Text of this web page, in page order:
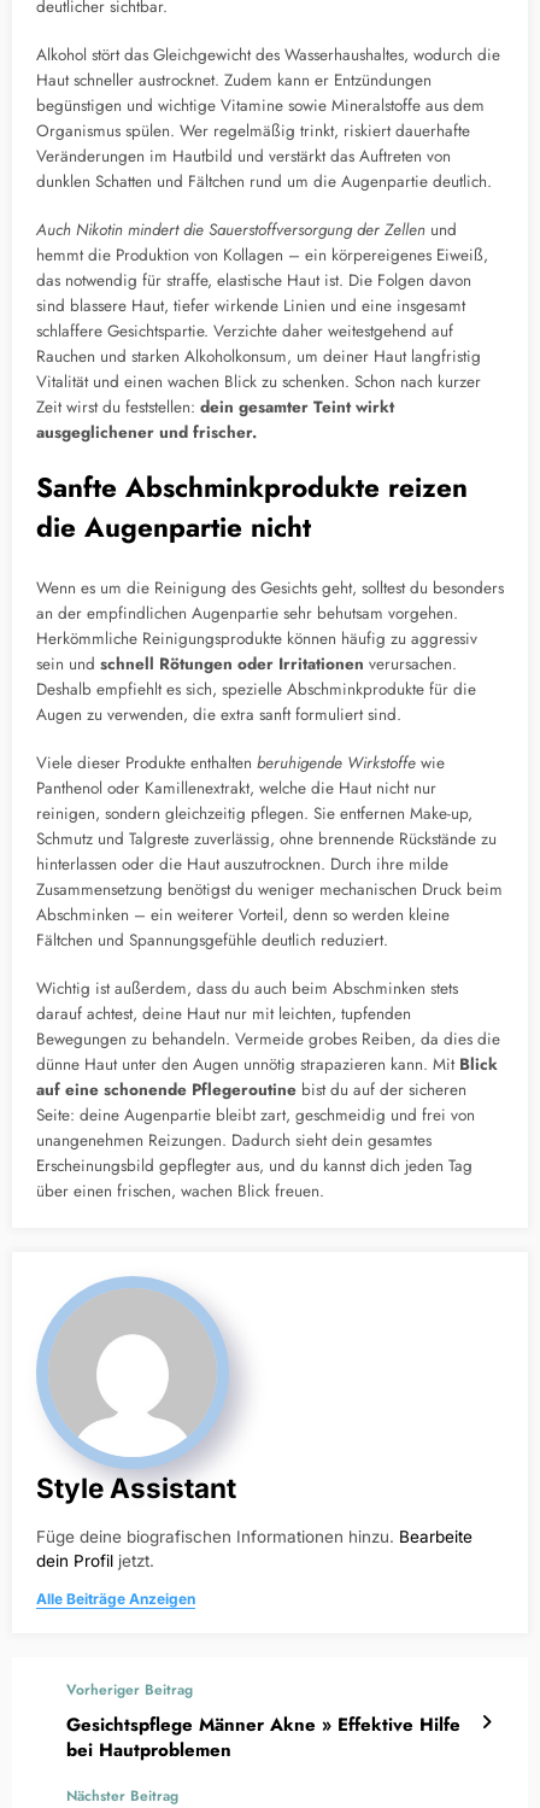
deutlicher sichtbar.
Alkohol stört das Gleichgewicht des Wasserhaushaltes, wodurch die
Haut schneller austrocknet. Zudem kann er Entzündungen
begünstigen und wichtige Vitamine sowie Mineralstoffe aus dem
Organismus spülen. Wer regelmäßig trinkt, riskiert dauerhafte
Veränderungen im Hautbild und verstärkt das Auftreten von
dunklen Schatten und Fältchen rund um die Augenpartie deutlich.
Auch Nikotin mindert die Sauerstoffversorgung der Zellen und
hemmt die Produktion von Kollagen – ein körpereigenes Eiweiß,
das notwendig für straffe, elastische Haut ist. Die Folgen davon
sind blassere Haut, tiefer wirkende Linien und eine insgesamt
schlaffere Gesichtspartie. Verzichte daher weitestgehend auf
Rauchen und starken Alkoholkonsum, um deiner Haut langfristig
Vitalität und einen wachen Blick zu schenken. Schon nach kurzer
Zeit wirst du feststellen: dein gesamter Teint wirkt
ausgeglichener und frischer.
Sanfte Abschminkprodukte reizen
die Augenpartie nicht
Wenn es um die Reinigung des Gesichts geht, solltest du besonders
an der empfindlichen Augenpartie sehr behutsam vorgehen.
Herkömmliche Reinigungsprodukte können häufig zu aggressiv
sein und schnell Rötungen oder Irritationen verursachen.
Deshalb empfiehlt es sich, spezielle Abschminkprodukte für die
Augen zu verwenden, die extra sanft formuliert sind.
Viele dieser Produkte enthalten beruhigende Wirkstoffe wie
Panthenol oder Kamillenextrakt, welche die Haut nicht nur
reinigen, sondern gleichzeitig pflegen. Sie entfernen Make-up,
Schmutz und Talgreste zuverlässig, ohne brennende Rückstände zu
hinterlassen oder die Haut auszutrocknen. Durch ihre milde
Zusammensetzung benötigst du weniger mechanischen Druck beim
Abschminken – ein weiterer Vorteil, denn so werden kleine
Fältchen und Spannungsgefühle deutlich reduziert.
Wichtig ist außerdem, dass du auch beim Abschminken stets
darauf achtest, deine Haut nur mit leichten, tupfenden
Bewegungen zu behandeln. Vermeide grobes Reiben, da dies die
dünne Haut unter den Augen unnötig strapazieren kann. Mit Blick
auf eine schonende Pflegeroutine bist du auf der sicheren
Seite: deine Augenpartie bleibt zart, geschmeidig und frei von
unangenehmen Reizungen. Dadurch sieht dein gesamtes
Erscheinungsbild gepflegter aus, und du kannst dich jeden Tag
über einen frischen, wachen Blick freuen.
Style Assistant
Füge deine biografischen Informationen hinzu. Bearbeite
dein Profil jetzt.
Alle Beiträge Anzeigen
Vorheriger Beitrag
Gesichtspflege Männer Akne » Effektive Hilfe
bei Hautproblemen
Nächster Beitrag